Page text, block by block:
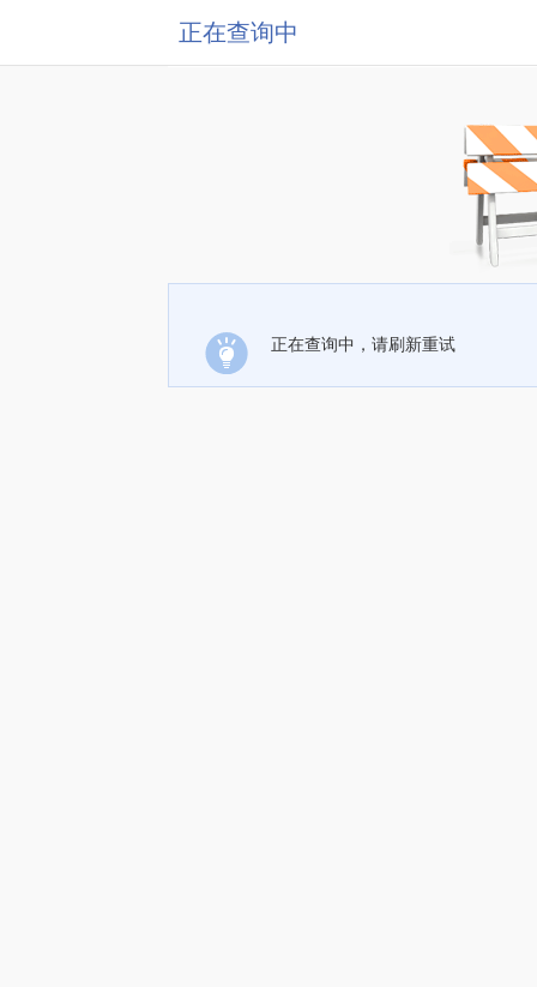
正在查询中
正在查询中，请刷新重试